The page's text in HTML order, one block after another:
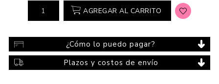
AGREGAR AL CARRITO
¿Cómo lo puedo pagar?
Plazos y costos de envío